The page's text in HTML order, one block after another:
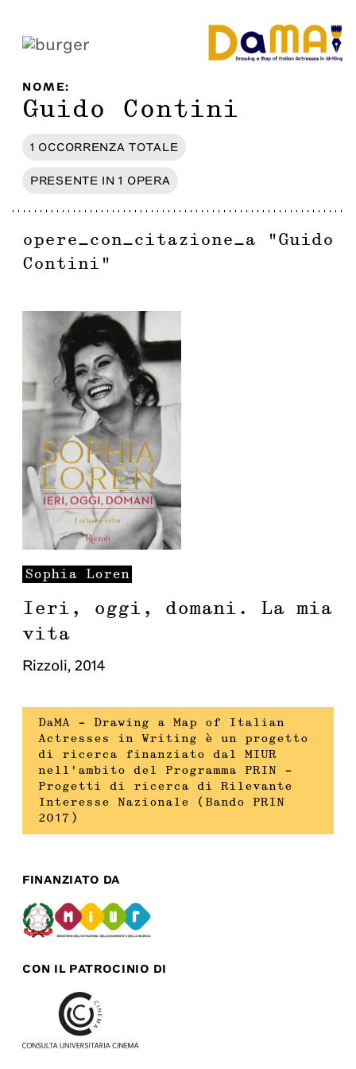
NOME:
Guido Contini
1 OCCORRENZA TOTALE
PRESENTE IN 1 OPERA
opere_con_citazione_a " Guido
Contini "
Sophia Loren
Ieri, oggi, domani. La mia
vita
Rizzoli, 2014
DaMA – Drawing a Map of Italian
Actresses in Writing è un progetto
di ricerca finanziato dal MIUR
nell’ambito del Programma PRIN –
Progetti di ricerca di Rilevante
Interesse Nazionale (Bando PRIN
2017)
FINANZIATO DA
CON IL PATROCINIO DI